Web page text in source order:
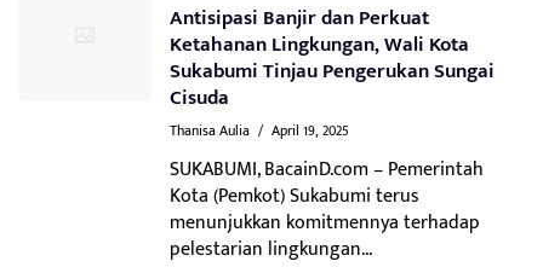
Antisipasi Banjir dan Perkuat
Ketahanan Lingkungan, Wali Kota
Sukabumi Tinjau Pengerukan Sungai
Cisuda
Thanisa Aulia / April 19, 2025
SUKABUMI, BacainD.com – Pemerintah
Kota (Pemkot) Sukabumi terus
menunjukkan komitmennya terhadap
pelestarian lingkungan...